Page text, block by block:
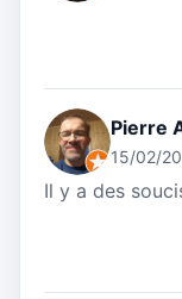
Pierre
15/02/
Il y a des